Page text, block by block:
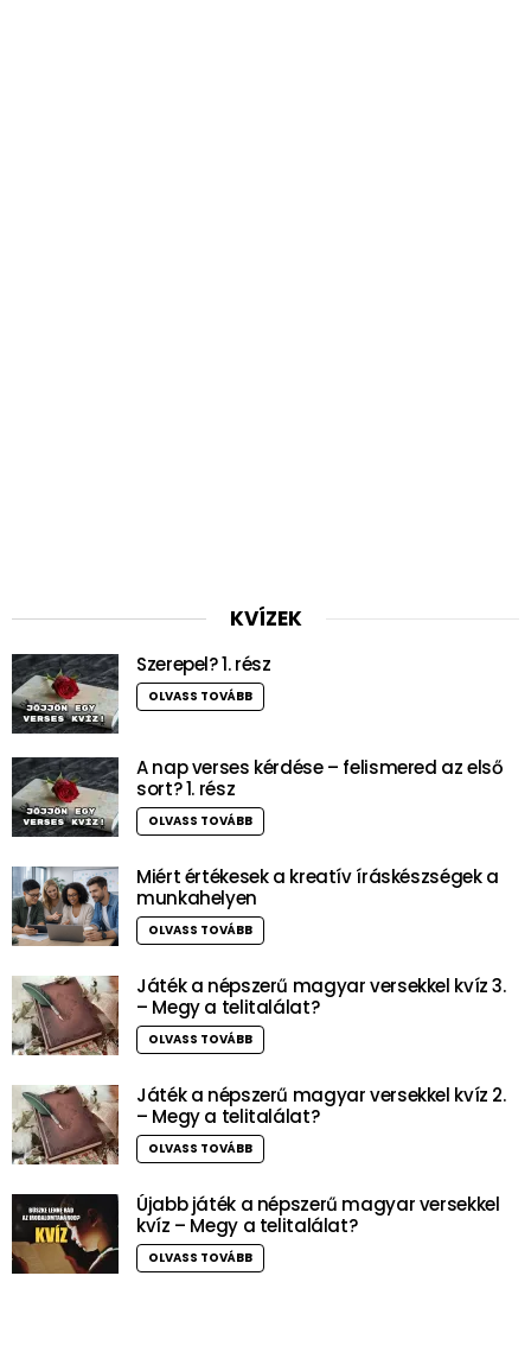
KVÍZEK
Szerepel? 1. rész
OLVASS TOVÁBB
A nap verses kérdése – felismered az első
sort? 1. rész
OLVASS TOVÁBB
Miért értékesek a kreatív íráskészségek a
munkahelyen
OLVASS TOVÁBB
Játék a népszerű magyar versekkel kvíz 3.
– Megy a telitalálat?
OLVASS TOVÁBB
Játék a népszerű magyar versekkel kvíz 2.
– Megy a telitalálat?
OLVASS TOVÁBB
Újabb játék a népszerű magyar versekkel
kvíz – Megy a telitalálat?
OLVASS TOVÁBB